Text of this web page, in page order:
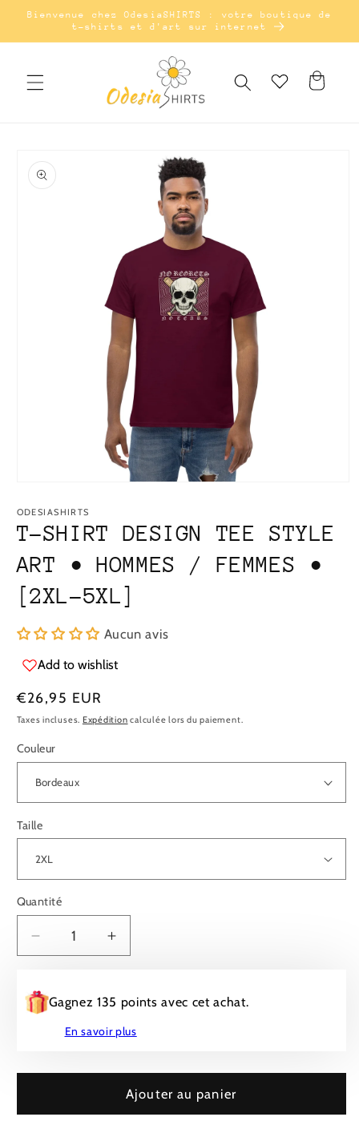
au
contenu
Bienvenue chez OdesiaSHIRTS : votre boutique de
t-shirts et d'art sur internet
Panier
l'information
sur le
produit
média
dans
fenêtre
modale
ODESIASHIRTS
T-SHIRT DESIGN TEE STYLE
ART • HOMMES / FEMMES •
[2XL-5XL]
Aucun avis
Add to wishlist
Prix
régulier
€26,95 EUR
Taxes incluses. Expédition calculée lors du paiement.
Couleur
Taille
Quantité
Quantité
Diminuer
la
pour
T-
SHIRT
TEE
Augmenter
la
pour
SHIRT
TEE
STYLE
Gagnez 135 points avec cet achat.
En savoir plus
Ajouter au panier